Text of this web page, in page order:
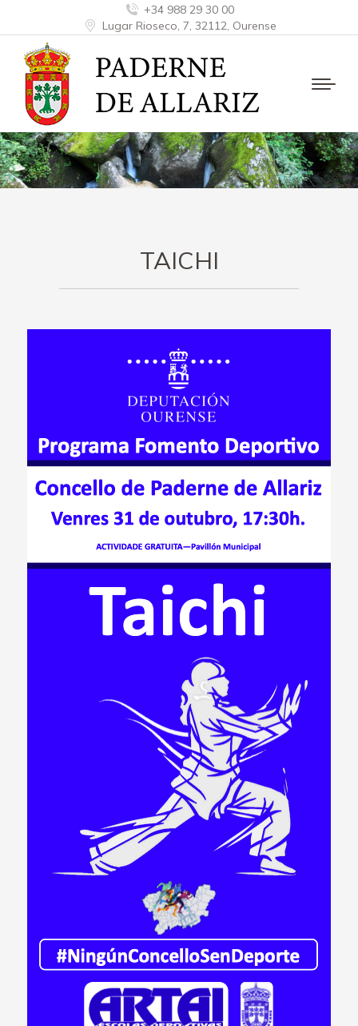
+34 988 29 30 00
Lugar Rioseco, 7, 32112, Ourense
TAICHI